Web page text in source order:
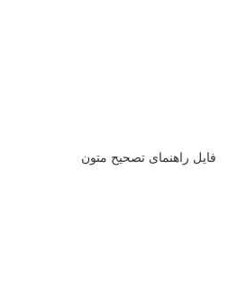
فایل راهنمای تصحیح متون